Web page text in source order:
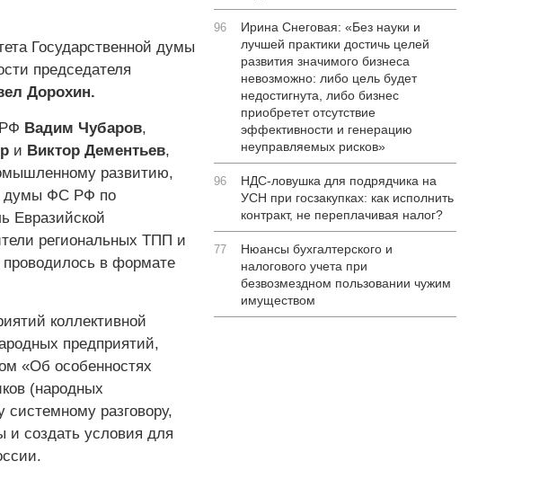
Государственной думы
председателя
Дорохин.
Вадим Чубаров,
и Виктор Дементьев,
развитию,
думы ФС РФ по
Евразийской
региональных ТПП и
в формате
коллективной
предприятий,
«Об особенностях
(народных
системному разговору,
и создать условия для
96
Ирина Снеговая: «Без науки и
лучшей практики достичь целей
развития значимого бизнеса
невозможно: либо цель будет
недостигнута, либо бизнес
приобретет отсутствие
эффективности и генерацию
неуправляемых рисков»
96
НДС-ловушка для подрядчика на
УСН при госзакупках: как исполнить
контракт, не переплачивая налог?
77
Нюансы бухгалтерского и
налогового учета при
безвозмездном пользовании чужим
имуществом